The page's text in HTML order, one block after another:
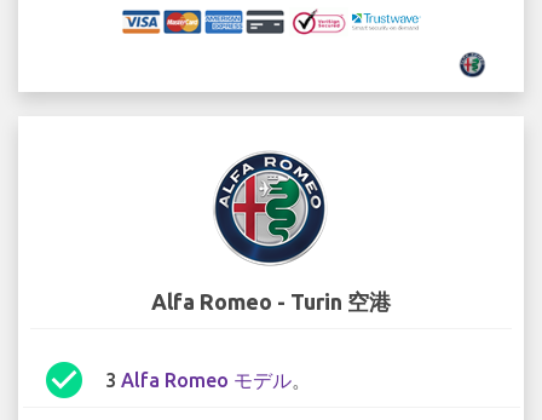
Alfa Romeo - Turin 空港
check_circle 3 Alfa Romeo モデル。